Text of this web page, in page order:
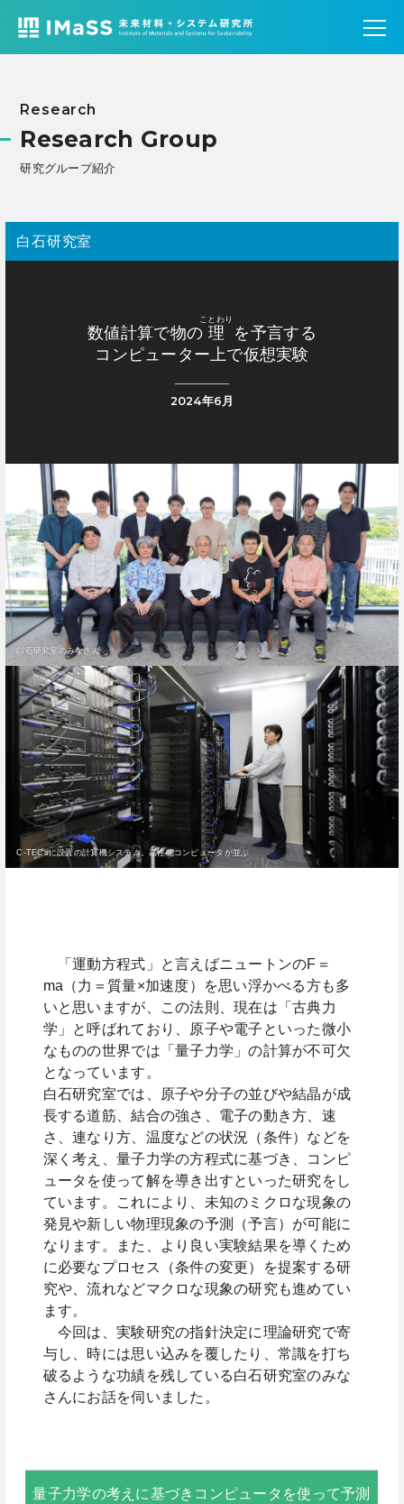
Research
Research Group
研究グループ紹介
白石研究室
数値計算で物の 理
ことわり
を予言する
コンピューター上で仮想実験
2024年6月
白石研究室のみなさん
C-TECsに設置の計算機システム。高性能コンピュータが並ぶ
「運動方程式」と言えばニュートンのF＝
ma（力＝質量×加速度）を思い浮かべる方も多
いと思いますが、この法則、現在は「古典力
学」と呼ばれており、原子や電子といった微小
なものの世界では「量子力学」の計算が不可欠
となっています。
白石研究室では、原子や分子の並びや結晶が成
長する道筋、結合の強さ、電子の動き方、速
さ、連なり方、温度などの状況（条件）などを
深く考え、量子力学の方程式に基づき、コンピ
ュータを使って解を導き出すといった研究をし
ています。これにより、未知のミクロな現象の
発見や新しい物理現象の予測（予言）が可能に
なります。また、より良い実験結果を導くため
に必要なプロセス（条件の変更）を提案する研
究や、流れなどマクロな現象の研究も進めてい
ます。
今回は、実験研究の指針決定に理論研究で寄
与し、時には思い込みを覆したり、常識を打ち
破るような功績を残している白石研究室のみな
さんにお話を伺いました。
量子力学の考えに基づきコンピュータを使って予測